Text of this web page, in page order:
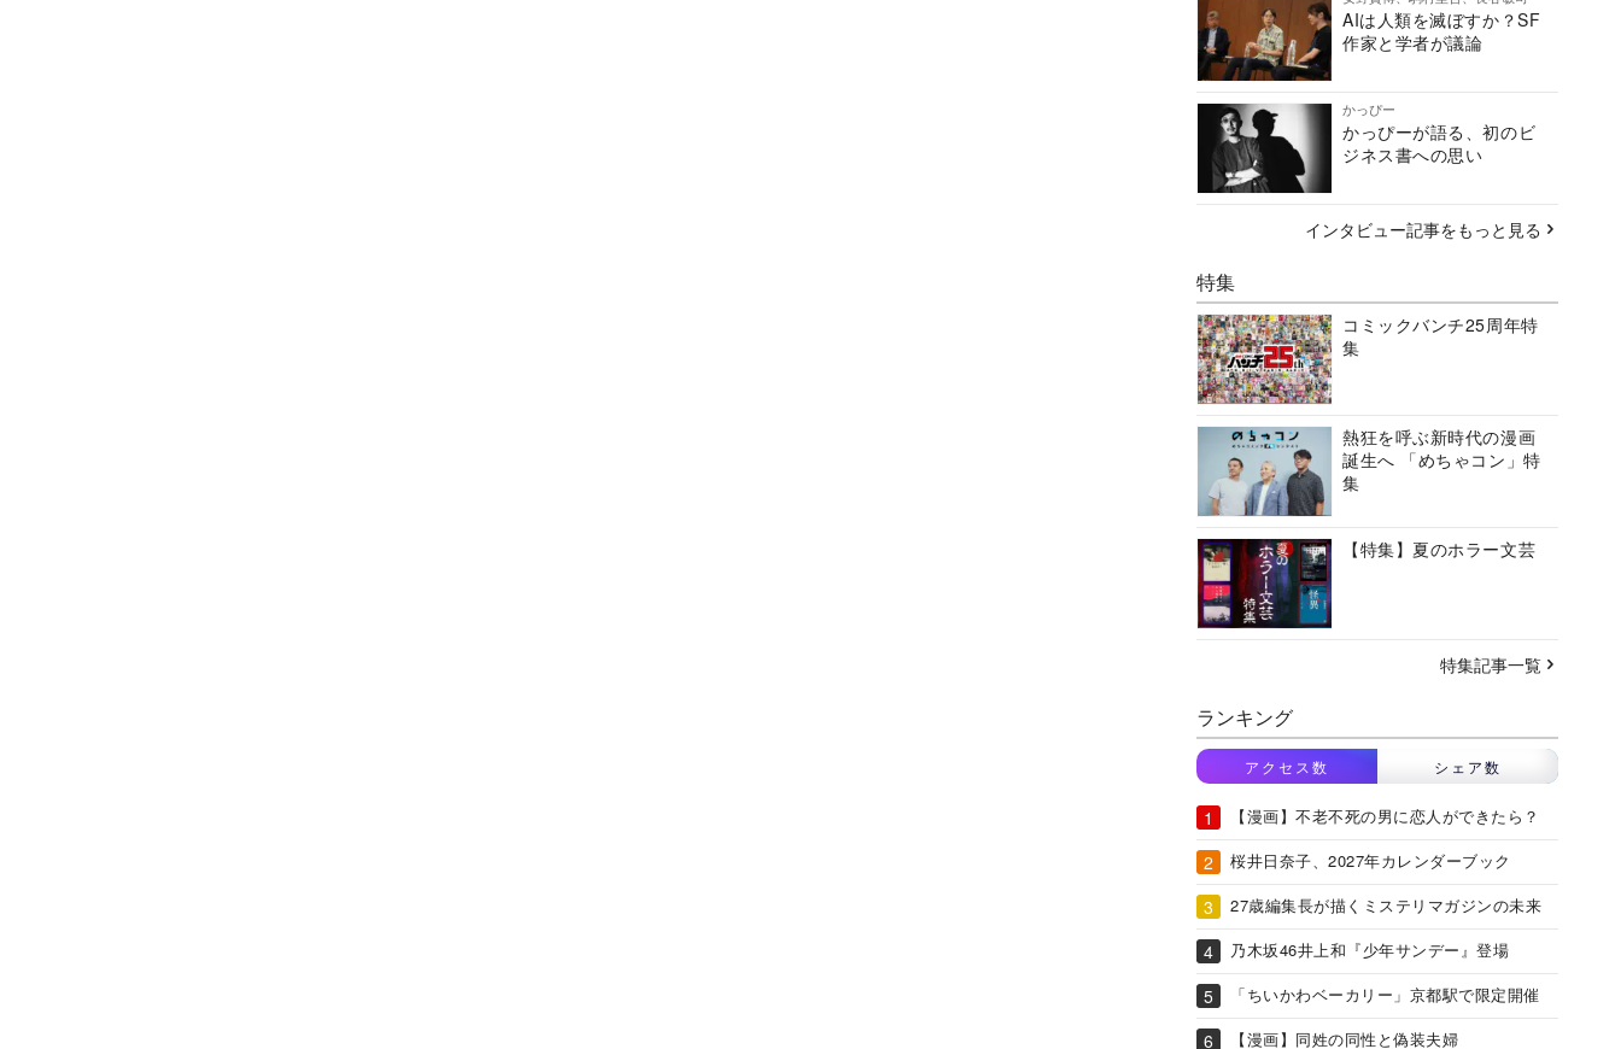
AIは人類を滅ぼすか？SF
作家と学者が議論
かっぴー
かっぴーが語る、初のビ
ジネス書への思い
インタビュー記事をもっと見る
特集
コミックバンチ25周年特
集
熱狂を呼ぶ新時代の漫画
誕生へ 「めちゃコン」特
集
【特集】夏のホラー文芸
特集記事一覧
ランキング
アクセス数 シェア数
【漫画】不老不死の男に恋人ができたら？
桜井日奈子、2027年カレンダーブック
27歳編集長が描くミステリマガジンの未来
乃木坂46井上和『少年サンデー』登場
「ちいかわベーカリー」京都駅で限定開催
【漫画】同姓の同性と偽装夫婦